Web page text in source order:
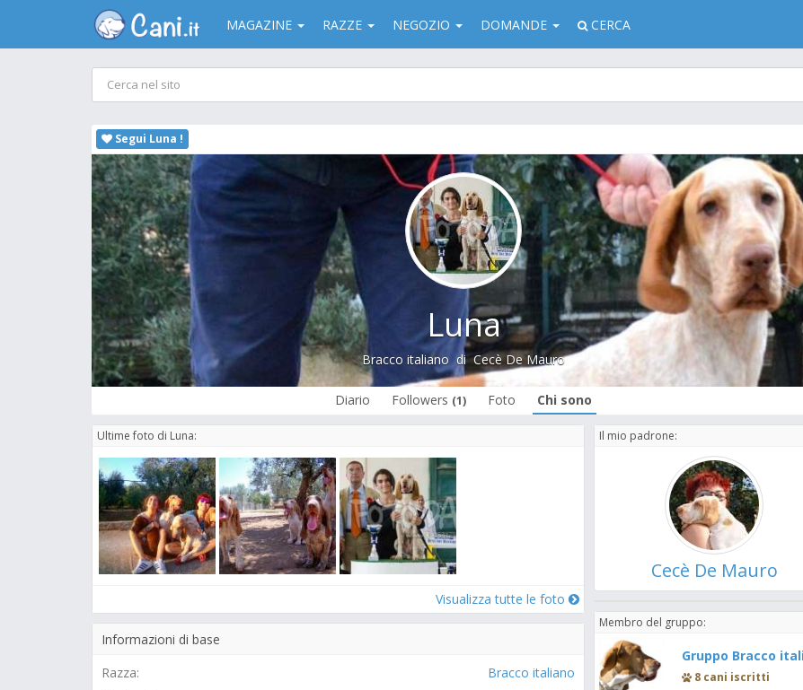
MAGAZINE RAZZE NEGOZIO DOMANDE CERCA
Segui Luna !
Luna
Bracco italiano diCecè De Mauro
Diario Followers (1) Foto Chi sono
Ultime foto di Luna:
Visualizza tutte le foto
Informazioni di base
Razza:
Bracco italiano
Il mio padrone:
Cecè De Mauro
Membro del gruppo:
Gruppo Bracco
8 cani iscritti